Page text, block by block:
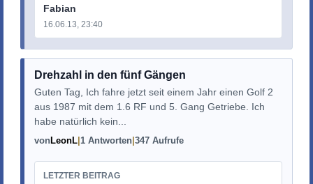
Fabian
16.06.13, 23:40
Drehzahl in den fünf Gängen
Guten Tag, Ich fahre jetzt seit einem Jahr einen Golf 2
aus 1987 mit dem 1.6 RF und 5. Gang Getriebe. Ich
habe natürlich kein...
vonLeonL 1 Antworten 347 Aufrufe
LETZTER BEITRAG